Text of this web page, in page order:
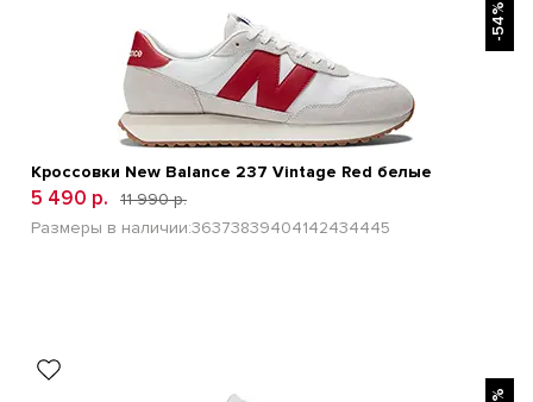
-54%
Кроссовки New Balance 237 Vintage Red белые
5 490 р.
11 990 р.
Размеры в наличии:36373839404142434445